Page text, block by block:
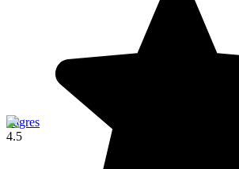
Sagres
4.5